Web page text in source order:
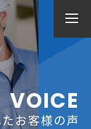
VOICE
お客様の声